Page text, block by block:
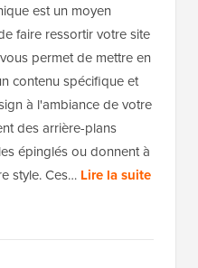
est un moyen
faire ressortir votre site
permet de mettre en
contenu spécifique et
à l'ambiance de votre
des arrière-plans
épinglés ou donnent à
style. Ces… Lire la suite